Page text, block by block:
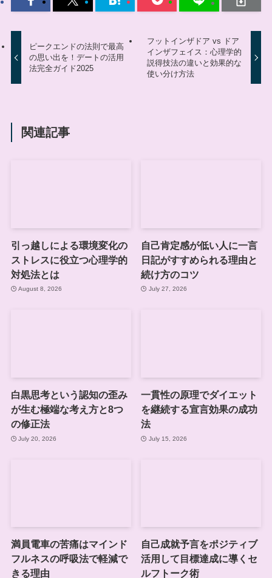
ピークエンドの法則で最高
の思い出を！デートの活用
法完全ガイド2025
フットインザドア vs ドア
インザフェイス：心理学的
説得技法の違いと効果的な
使い分け方法
関連記事
引っ越しによる環境変化の
ストレスに役立つ心理学的
対処法とは
August 8, 2026
自己肯定感が低い人に一言
日記がすすめられる理由と
続け方のコツ
July 27, 2026
白黒思考という認知の歪み
が生む極端な考え方と8つ
の修正法
July 20, 2026
一貫性の原理でダイエット
を継続する宣言効果の成功
法
July 15, 2026
満員電車の苦痛はマインド
フルネスの呼吸法で軽減で
きる理由
自己成就予言をポジティブ
活用して目標達成に導くセ
ルフトーク術